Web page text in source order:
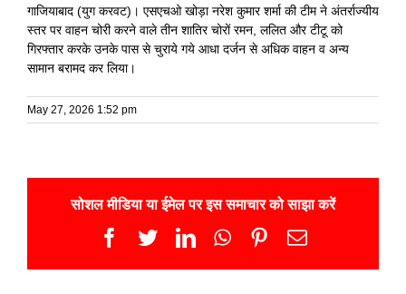
गाजियाबाद (युग करवट)। एसएचओ खोड़ा नरेश कुमार शर्मा की टीम ने अंतर्राज्यीय
स्तर पर वाहन चोरी करने वाले तीन शातिर चोरों रमन, ललित और टीटू को
गिरफ्तार करके उनके पास से चुराये गये आधा दर्जन से अधिक वाहन व अन्य
सामान बरामद कर लिया।
May 27, 2026 1:52 pm
सोशल मीडिया या ईमेल पर इस समाचार को साझा करें
Facebook
TwitterLinkedInWhatsApp
Pinterest
Email